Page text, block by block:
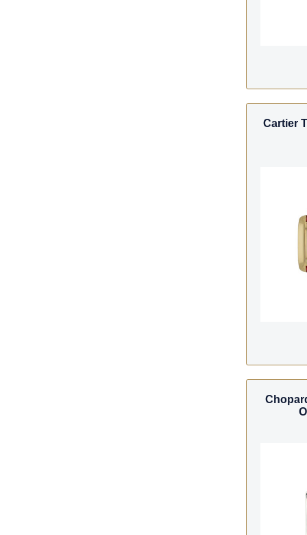
Cartier